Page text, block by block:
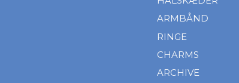
ARMBÅND
RINGE
CHARMS
ARCHIVE